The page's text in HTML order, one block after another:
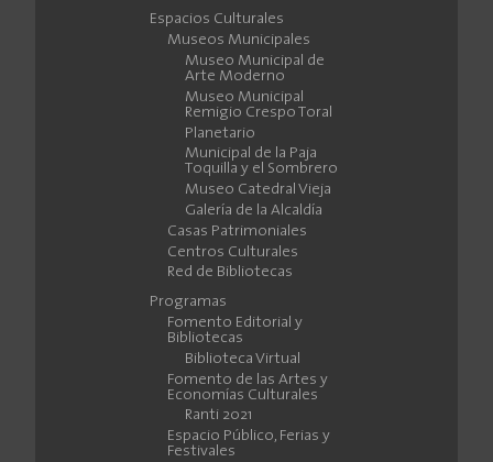
Espacios Culturales
Museos Municipales
Museo Municipal de
Arte Moderno
Museo Municipal
Remigio Crespo Toral
Planetario
Municipal de la Paja
Toquilla y el Sombrero
Museo Catedral Vieja
Galería de la Alcaldía
Casas Patrimoniales
Centros Culturales
Red de Bibliotecas
Programas
Fomento Editorial y
Bibliotecas
Biblioteca Virtual
Fomento de las Artes y
Economías Culturales
Ranti 2021
Espacio Público, Ferias y
Festivales